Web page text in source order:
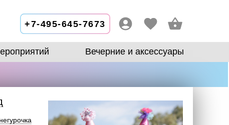
+7-495-645-7673
Вечерние и аксессуары